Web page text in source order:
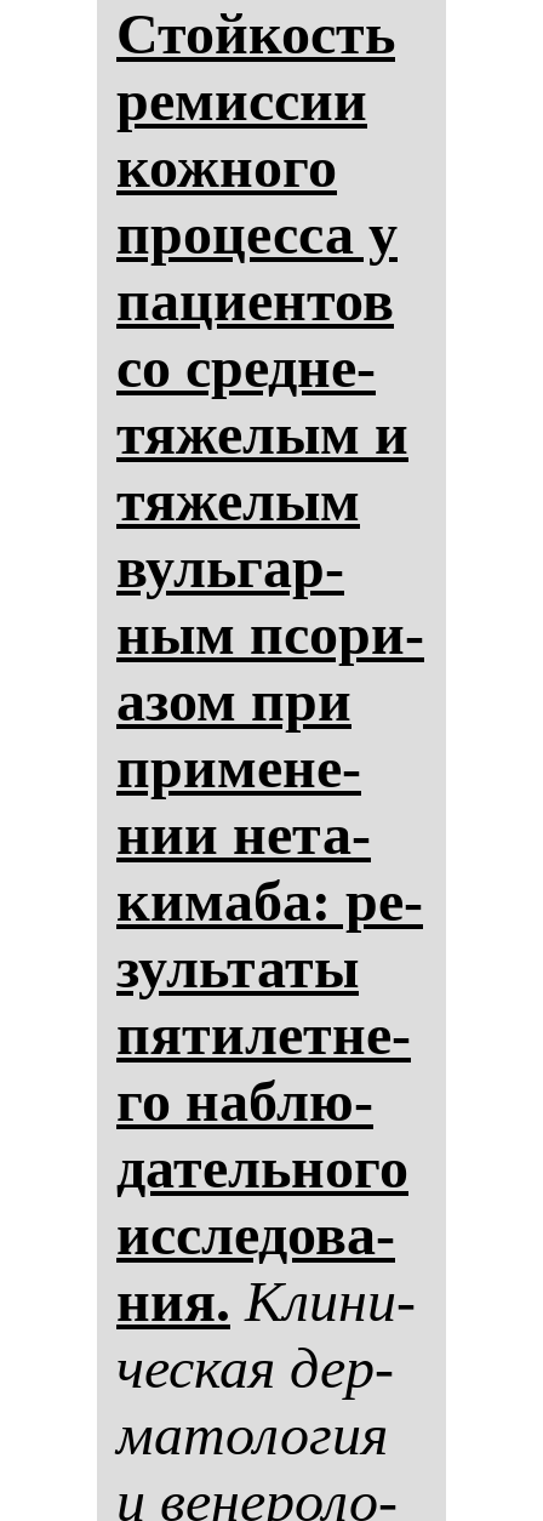
Стой­кость
ре­мис­сии
кож­но­го
про­цес­са у
па­ци­ен­тов
со сред­не­
тя­же­лым и
тя­же­лым
вуль­гар­
ным псо­ри­
азом при
при­ме­не­
нии не­та­
ки­ма­ба: ре­
зуль­та­ты
пя­ти­лет­не­
го наб­лю­
да­тель­но­го
ис­сле­до­ва­
ния. Кли­ни­
чес­кая дер­
ма­то­ло­гия
и ве­не­ро­ло­